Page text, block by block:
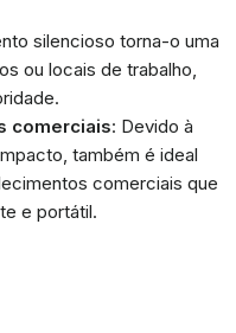
silencioso torna-o uma
ou locais de trabalho,
comerciais: Devido à
também é ideal
comerciais que
e portátil.